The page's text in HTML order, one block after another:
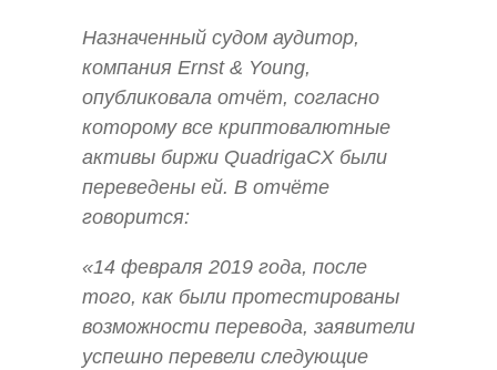
Назначенный судом аудитор,
компания Ernst & Young,
опубликовала отчёт, согласно
которому все криптовалютные
активы биржи QuadrigaCX были
переведены ей. В отчёте
говорится:
«14 февраля 2019 года, после
того, как были протестированы
возможности перевода, заявители
успешно перевели следующие